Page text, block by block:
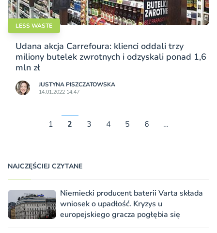
LESS WASTE
Udana akcja Carrefoura: klienci oddali trzy
miliony butelek zwrotnych i odzyskali ponad 1,6
mln zł
JUSTYNA PISZCZATOWSKA
14.01.2022 14:47
1 2 3 4 5 6 …
NAJCZĘŚCIEJ CZYTANE
Niemiecki producent baterii Varta składa
wniosek o upadłość. Kryzys u
europejskiego gracza pogłębia się